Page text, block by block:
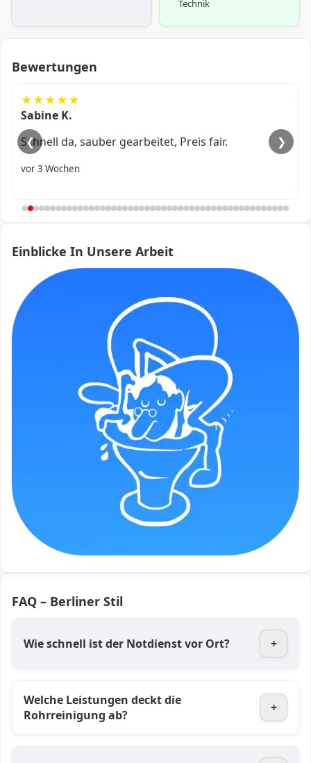
Technik
Bewertungen
★★★★★
Ali R.
Kam fix, alles professionell erledigt.
vor 1 Monat
❮ ❯
Einblicke In Unsere Arbeit
FAQ – Berliner Stil
Wie schnell ist der Notdienst vor Ort? +
Welche Leistungen deckt die
Rohrreinigung ab?
+